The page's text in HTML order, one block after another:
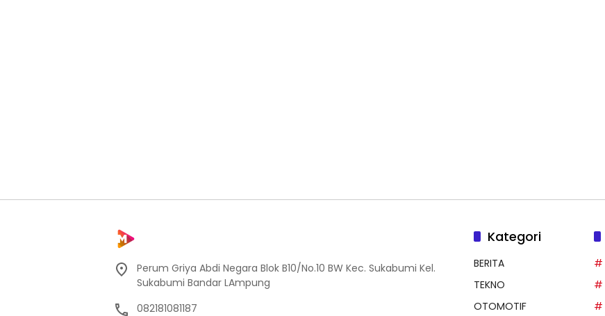
Perum Griya Abdi Negara Blok B10/No.10 BW Kec. Sukabumi Kel.
Sukabumi Bandar LAmpung
082181081187
Kategori
BERITA
TEKNO
OTOMOTIF